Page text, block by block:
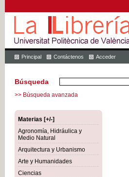
Principal Contáctenos Acceder
Búsqueda
>> Búsqueda avanzada
Materias [+/-]
Agronomía, Hidráulica y
Medio Natural
Arquitectura y Urbanismo
Arte y Humanidades
Ciencias